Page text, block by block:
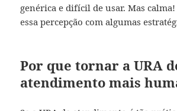
genérica e difícil de usar. Mas
essa percepção com algumas
Por que tornar a URA
atendimento mais